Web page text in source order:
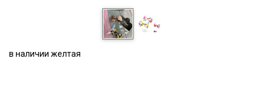
в наличии желтая